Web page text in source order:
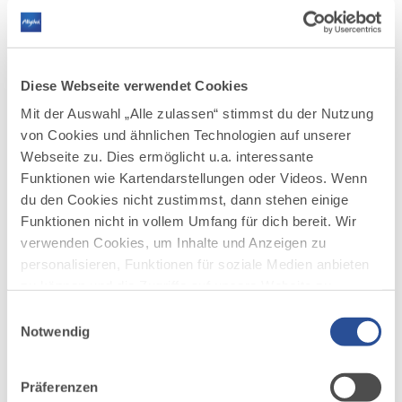
Diese Webseite verwendet Cookies
Mit der Auswahl „Alle zulassen“ stimmst du der Nutzung
von Cookies und ähnlichen Technologien auf unserer
Webseite zu. Dies ermöglicht u.a. interessante
Funktionen wie Kartendarstellungen oder Videos. Wenn
du den Cookies nicht zustimmst, dann stehen einige
Funktionen nicht in vollem Umfang für dich bereit. Wir
verwenden Cookies, um Inhalte und Anzeigen zu
personalisieren, Funktionen für soziale Medien anbieten
deiner Verwendung unserer Website an unsere Partner
möglicherweise mit weiteren Daten zusammen, die du
Notwendig
Präferenzen
#14 wird in Kürze bekanntgegeben
im Vorfeld der Veranstaltung verschickt.
AUF DER ALLGÄU KARTE